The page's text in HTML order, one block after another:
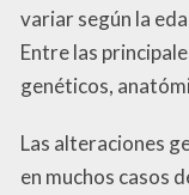
variar según la
Entre las
genéticos,
Las alteraciones
en muchos casos